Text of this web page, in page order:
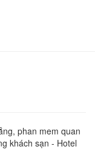
phan mem quan
khách sạn - Hotel